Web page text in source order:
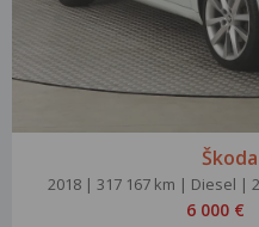
2018 | 317 167 km | Diesel |
6 000 €